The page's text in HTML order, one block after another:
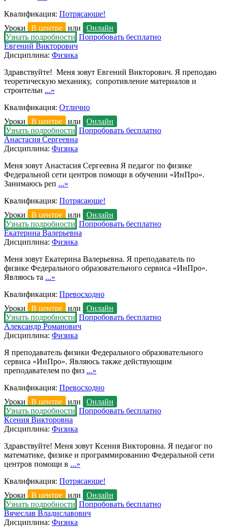
Квалификация: Потрясающе!
Уроки
В центре или
Онлайн
Узнать подробности Попробовать бесплатно
Евгений Викторович
Дисциплина: Физика
Здравствуйте! Меня зовут Евгений Викторович. Я преподаю
теоретическую механику, сопротивление материалов и
строительн ...»
Квалификация: Отлично
Уроки
В центре или
Онлайн
Узнать подробности Попробовать бесплатно
Анастасия Сергеевна
Дисциплина: Физика
Меня зовут Анастасия Сергеевна Я педагог по физике
Федеральной сети центров помощи в обучении «ИнПро».
Занимаюсь реп ...»
Квалификация: Потрясающе!
Уроки
В центре или
Онлайн
Узнать подробности Попробовать бесплатно
Екатерина Валерьевна
Дисциплина: Физика
Меня зовут Екатерина Валерьевна. Я преподаватель по
физике Федерального образовательного сервиса «ИнПро».
Являюсь та ...»
Квалификация: Превосходно
Уроки
В центре или
Онлайн
Узнать подробности Попробовать бесплатно
Александр Романович
Дисциплина: Физика
Я преподаватель физики Федерального образовательного
сервиса «ИнПро». Являюсь также действующим
преподавателем по физ ...»
Квалификация: Превосходно
Уроки
В центре или
Онлайн
Узнать подробности Попробовать бесплатно
Ксения Викторовна
Дисциплина: Физика
Здравствуйте! Меня зовут Ксения Викторовна. Я педагог по
математике, физике и программированию Федеральной сети
центров помощи в ...»
Квалификация: Потрясающе!
Уроки
В центре или
Онлайн
Узнать подробности Попробовать бесплатно
Вячеслав Владиславович
Дисциплина: Физика